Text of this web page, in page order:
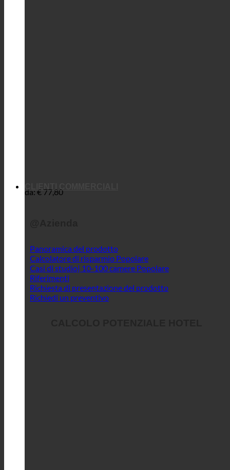
da: € 77,80
Panoramica del prodotto
Calcolatore di risparmio
Casi di studio| 10-100 camere
Riferimenti
Richiesta di presentazione del prodotto
Richiedi un preventivo